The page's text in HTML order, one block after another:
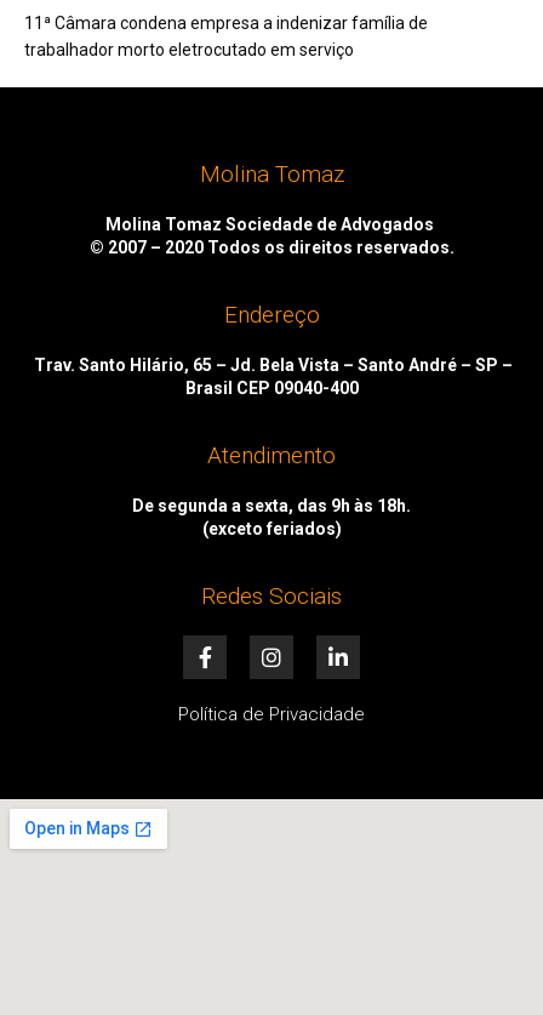
11ª Câmara condena empresa a indenizar família de
trabalhador morto eletrocutado em serviço
Molina Tomaz
Molina Tomaz Sociedade de Advogados
© 2007 – 2020 Todos os direitos reservados.
Endereço
Trav. Santo Hilário, 65 – Jd. Bela Vista – Santo André – SP –
Brasil CEP 09040-400
Atendimento
De segunda a sexta, das 9h às 18h.
(exceto feriados)
Redes Sociais
F
a
e
k
I
n
t
a
i
k
n
Política de Privacidade